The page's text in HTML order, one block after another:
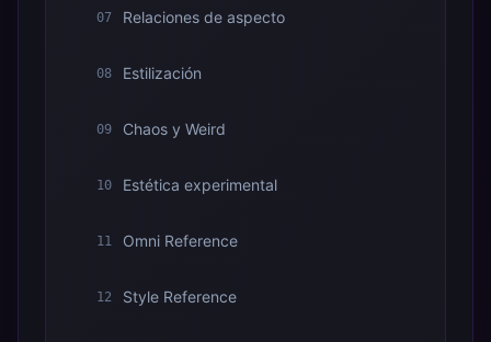
07 Relaciones de aspecto
08 Estilización
09 Chaos y Weird
10 Estética experimental
11 Omni Reference
12 Style Reference